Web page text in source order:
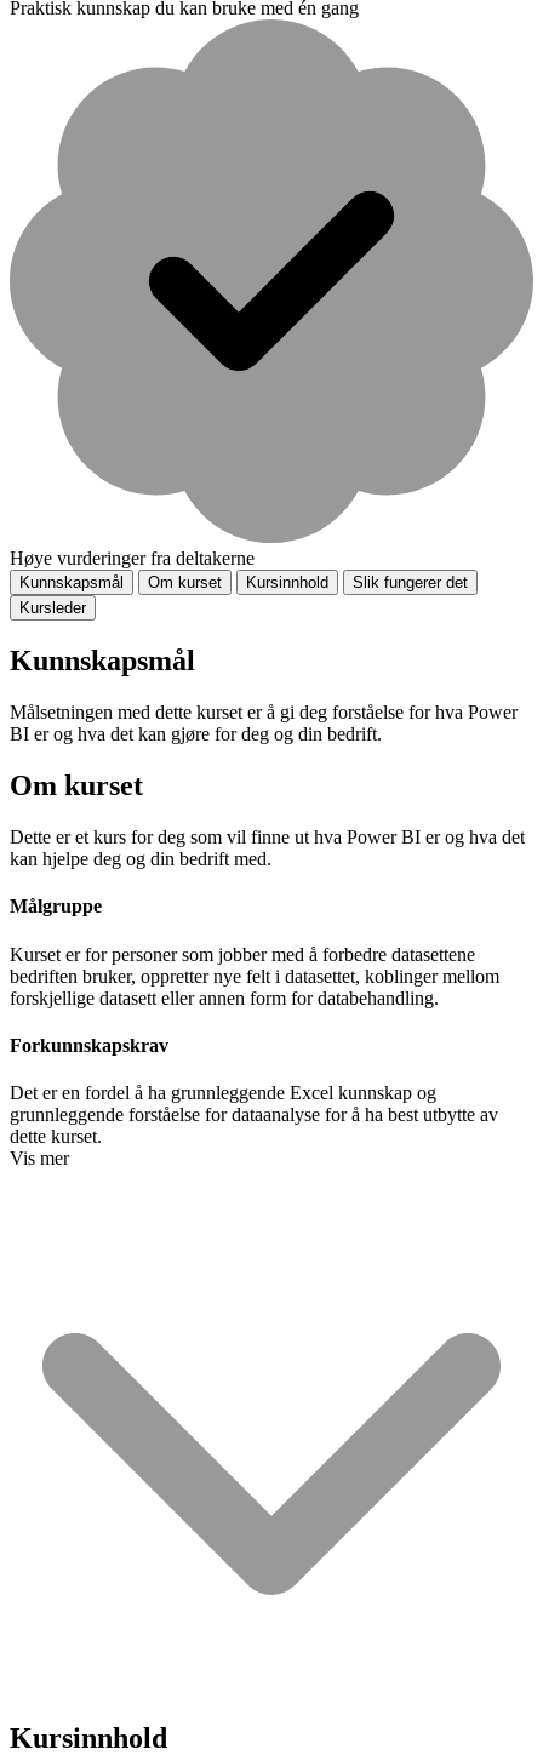
Praktisk kunnskap du kan bruke med én gang
Høye vurderinger fra deltakerne
Kunnskapsmål Om kurset Kursinnhold
Slik fungerer det
Kursleder
Kunnskapsmål
Målsetningen med dette kurset er å gi deg forståelse for hva Power
BI er og hva det kan gjøre for deg og din bedrift.
Om kurset
Dette er et kurs for deg som vil finne ut hva Power BI er og hva det
kan hjelpe deg og din bedrift med.
Målgruppe
Kurset er for personer som jobber med å forbedre datasettene
bedriften bruker, oppretter nye felt i datasettet, koblinger mellom
forskjellige datasett eller annen form for databehandling.
Forkunnskapskrav
Det er en fordel å ha grunnleggende Excel kunnskap og
grunnleggende forståelse for dataanalyse for å ha best utbytte av
dette kurset.
Vis mer
Kursinnhold